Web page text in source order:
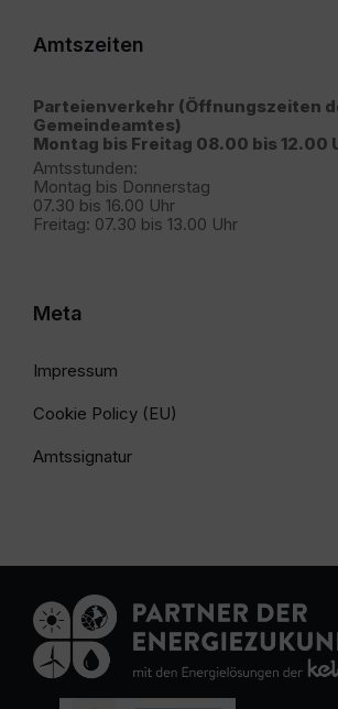
Amtszeiten
Parteienverkehr (Öffnungszeiten
Gemeindeamtes)
Montag bis Freitag 08.00 bis 12.00
Amtsstunden:
Montag bis Donnerstag
07.30 bis 16.00 Uhr
Freitag: 07.30 bis 13.00 Uhr
Meta
Impressum
Cookie Policy (EU)
Amtssignatur